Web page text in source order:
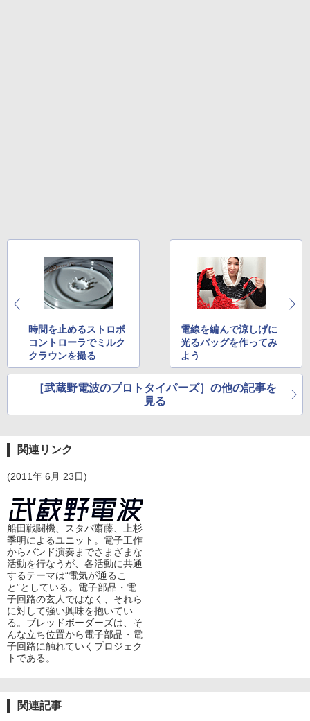
時間を止めるストロボ
コントローラでミルク
クラウンを撮る
電線を編んで涼しげに
光るバッグを作ってみ
よう
［武蔵野電波のプロトタイパーズ］の他の記事を
見る
関連リンク
(2011年 6月 23日)
船田戦闘機、スタパ齋藤、上杉
季明によるユニット。電子工作
からバンド演奏までさまざまな
活動を行なうが、各活動に共通
するテーマは“電気が通るこ
と”としている。電子部品・電
子回路の玄人ではなく、それら
に対して強い興味を抱いてい
る。ブレッドボーダーズは、そ
んな立ち位置から電子部品・電
子回路に触れていくプロジェク
トである。
関連記事